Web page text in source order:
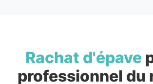
Rachat d'épave
professionnel du